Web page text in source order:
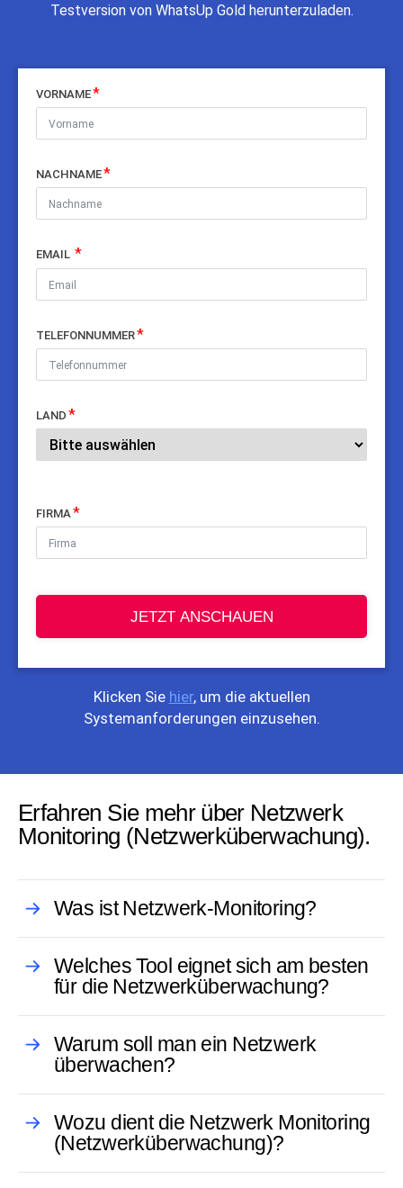
Testversion von WhatsUp Gold herunterzuladen.
VORNAME
NACHNAME
EMAIL
TELEFONNUMMER
LAND
FIRMA
JETZT ANSCHAUEN
Klicken Sie hier, um die aktuellen
Systemanforderungen einzusehen.
Erfahren Sie mehr über Netzwerk
Monitoring (Netzwerküberwachung).
Was ist Netzwerk-Monitoring?
Welches Tool eignet sich am besten
für die Netzwerküberwachung?
Warum soll man ein Netzwerk
überwachen?
Wozu dient die Netzwerk Monitoring
(Netzwerküberwachung)?